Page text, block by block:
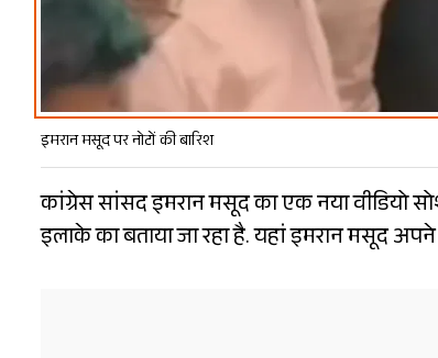
इमरान मसूद पर नोटों की बारिश
कांग्रेस सांसद इमरान मसूद का एक नया वीडियो
इलाके का बताया जा रहा है. यहां इमरान मसूद